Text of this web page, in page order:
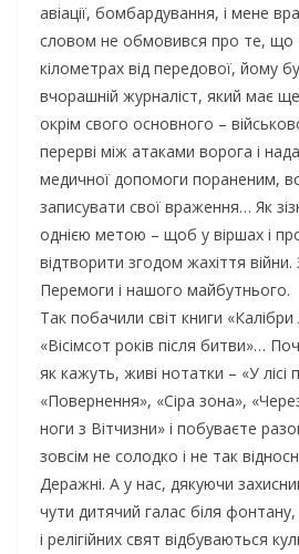
авіації, бомбардування, і мене
словом не обмовився про те, що
кілометрах від передової, йому
вчорашній журналіст, який має
окрім свого основного –
перерві між атаками ворога і
медичної допомоги пораненим,
записувати свої враження… Як
однією метою – щоб у віршах і
відтворити згодом жахіття
Перемоги і нашого майбутнього.
Так побачили світ книги
«Вісімсот років після битви»…
як кажуть, живі нотатки – «У
«Повернення», «Сіра зона»,
ноги з Вітчизни» і побуваєте
зовсім не солодко і не так
Деражні. А у нас, дякуючи
чути дитячий галас біля
і релігійних свят відбуваються